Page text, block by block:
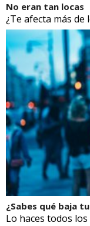
No eran tan locas
¿Te afecta más de
¿Sabes qué baja
Lo haces todos